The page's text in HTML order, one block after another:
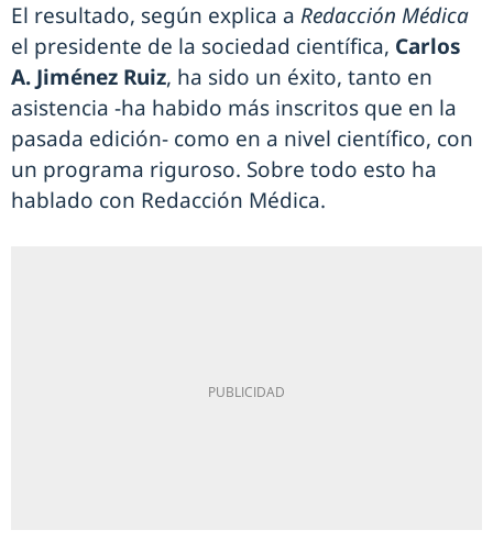
El resultado, según explica a Redacción Médica
el presidente de la sociedad científica, Carlos
A. Jiménez Ruiz, ha sido un éxito, tanto en
asistencia -ha habido más inscritos que en la
pasada edición- como en a nivel científico, con
un programa riguroso. Sobre todo esto ha
hablado con Redacción Médica.